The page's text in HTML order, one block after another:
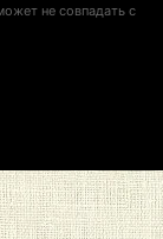
не совпадать с